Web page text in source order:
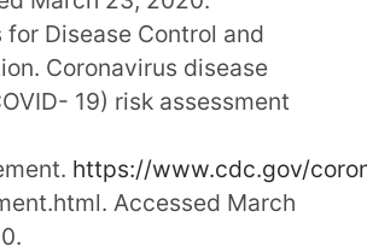
for Disease Control and
Coronavirus disease
19) risk assessment
https://www.cdc.gov/
Accessed March